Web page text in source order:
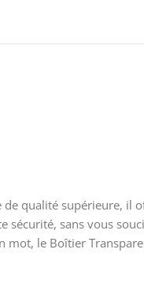
qualité supérieure, il
sans vous
mot, le Boîtier